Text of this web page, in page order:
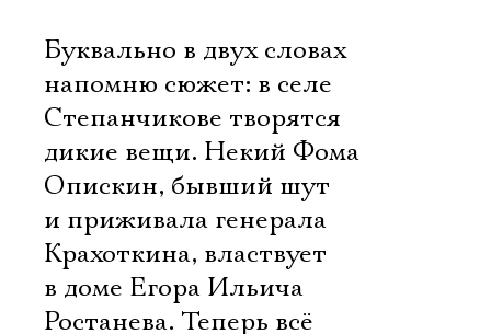
Буквально в двух словах
напомню сюжет: в селе
Степанчикове творятся
дикие вещи. Некий Фома
Опискин, бывший шут
и приживала генерала
Крахоткина, властвует
в доме Егора Ильича
Ростанева. Теперь всё